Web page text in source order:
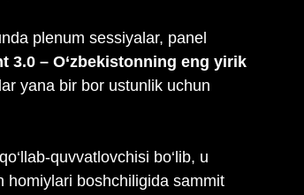
plenum sessiyalar, panel
3.0 – O‘zbekistonning eng yirik
yana bir bor ustunlik uchun
quvvatlovchisi bo‘lib, u
homiylari boshchiligida sammit